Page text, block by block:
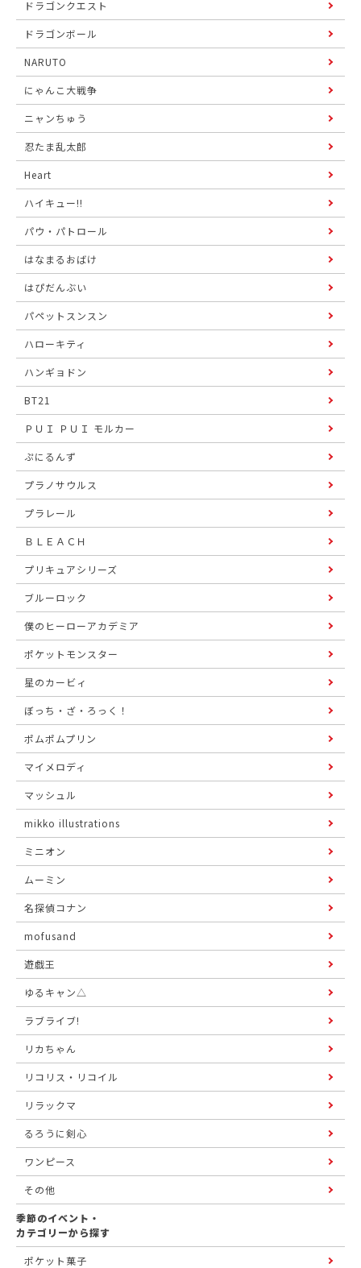
ドラゴンクエスト
ドラゴンボール
NARUTO
にゃんこ大戦争
ニャンちゅう
忍たま乱太郎
Heart
ハイキュー!!
パウ・パトロール
はなまるおばけ
はぴだんぶい
パペットスンスン
ハローキティ
ハンギョドン
BT21
ＰＵＩ ＰＵＩ モルカー
ぷにるんず
プラノサウルス
プラレール
ＢＬＥＡＣＨ
プリキュアシリーズ
ブルーロック
僕のヒーローアカデミア
ポケットモンスター
星のカービィ
ぼっち・ざ・ろっく！
ポムポムプリン
マイメロディ
マッシュル
mikko illustrations
ミニオン
ムーミン
名探偵コナン
mofusand
遊戯王
ゆるキャン△
ラブライブ!
リカちゃん
リコリス・リコイル
リラックマ
るろうに剣心
ワンピース
その他
季節のイベント・
カテゴリーから探す
ポケット菓子